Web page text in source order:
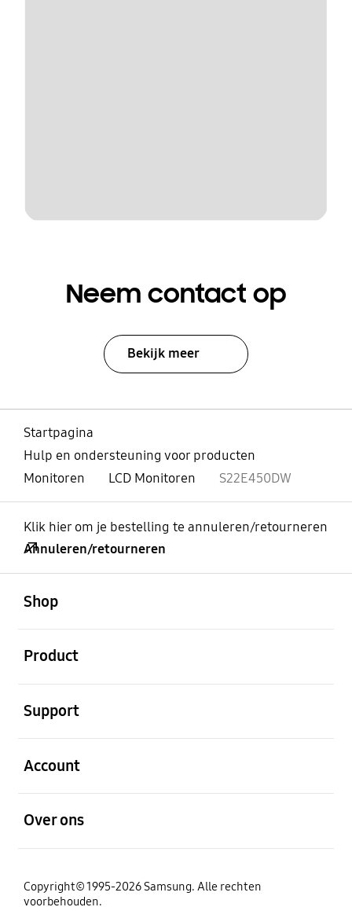
Neem contact op
Bekijk meer
Startpagina
Hulp en ondersteuning voor producten
Monitoren
LCD Monitoren S22E450DW
Klik hier om je bestelling te annuleren/retourneren
Annuleren/retourneren
Shop
Product
Support
Account
Over ons
Copyright© 1995-2026 Samsung. Alle rechten
voorbehouden.